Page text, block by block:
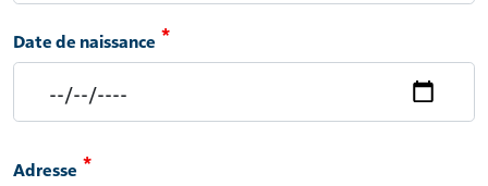
Date de naissance
Adresse
Adresse